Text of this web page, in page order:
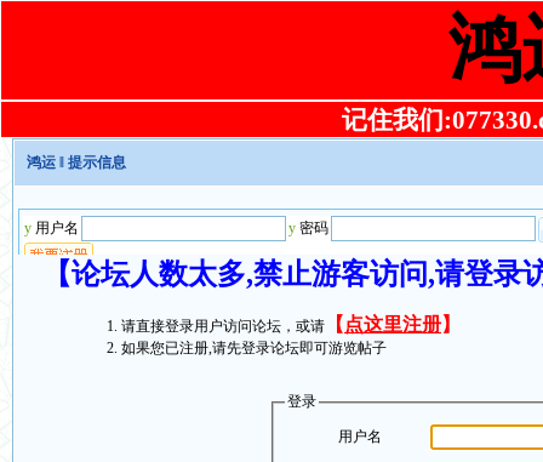
鸿
记住我们
鸿运 ‖ 提示信息
【论坛人数太多,禁止游客访问,请登
请直接登录用户访问论坛，或请 【 点这里注册】
如果您已注册,请先登录论坛即可游览帖子
登录
用户名